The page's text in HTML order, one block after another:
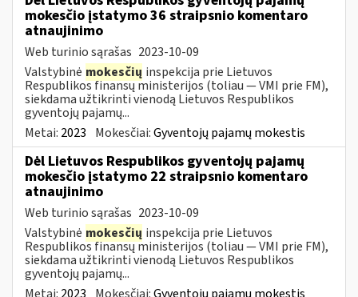
mokesčio įstatymo 36 straipsnio komentaro
atnaujinimo
Web turinio sąrašas 2023-10-09
Valstybinė mokesčių inspekcija prie Lietuvos
Respublikos finansų ministerijos (toliau — VMI prie FM),
siekdama užtikrinti vienodą Lietuvos Respublikos
gyventojų pajamų...
Metai: 2023 Mokesčiai:Gyventojų pajamų mokestis
Dėl Lietuvos Respublikos gyventojų pajamų
mokesčio įstatymo 22 straipsnio komentaro
atnaujinimo
Web turinio sąrašas 2023-10-09
Valstybinė mokesčių inspekcija prie Lietuvos
Respublikos finansų ministerijos (toliau — VMI prie FM),
siekdama užtikrinti vienodą Lietuvos Respublikos
gyventojų pajamų...
Metai: 2023 Mokesčiai:Gyventojų pajamų mokestis